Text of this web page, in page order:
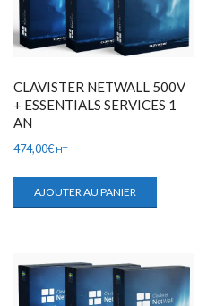
CLAVISTER NETWALL 500V
+ ESSENTIALS SERVICES 1
AN
474,00€ HT
AJOUTER AU PANIER